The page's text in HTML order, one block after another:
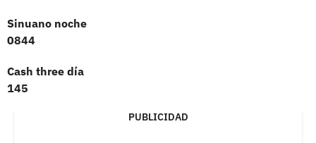
Sinuano noche
0844
Cash three día
145
PUBLICIDAD